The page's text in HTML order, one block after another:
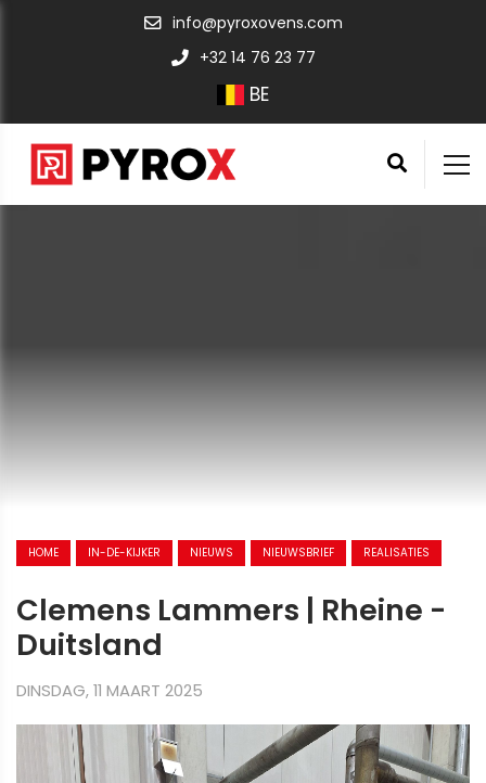
info@pyroxovens.com
+32 14 76 23 77
BE
HOME IN-DE-KIJKER NIEUWS NIEUWSBRIEF REALISATIES
Clemens Lammers | Rheine -
Duitsland
DINSDAG, 11 MAART 2025